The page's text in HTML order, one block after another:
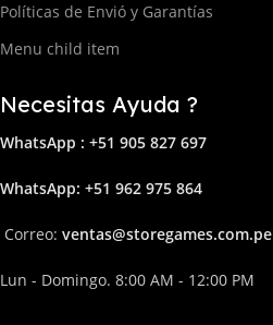
Políticas de Envió y Garantías
Menu child item
Necesitas Ayuda ?
WhatsApp : +51 905 827 697
WhatsApp: +51 962 975 864
Correo: ventas@storegames.com.pe
Lun - Domingo. 8:00 AM - 12:00 PM